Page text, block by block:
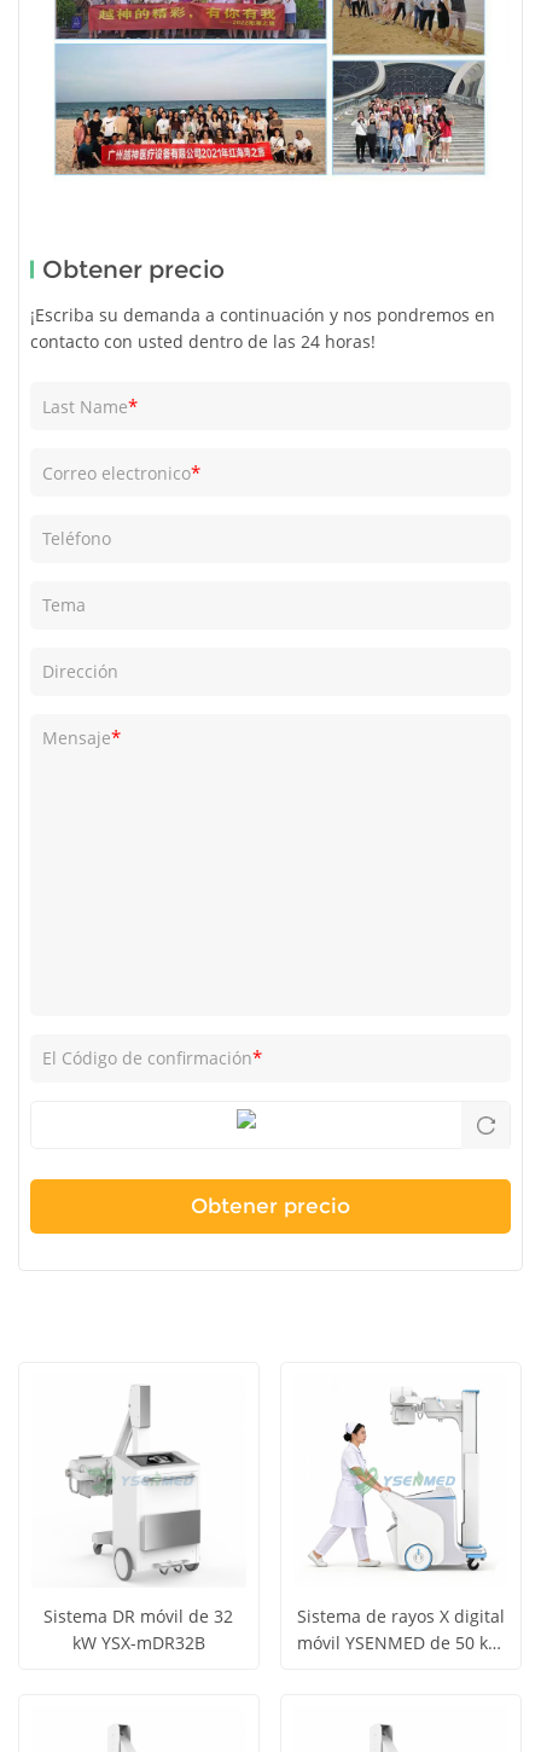
Obtener precio
¡Escriba su demanda a continuación y nos pondremos en
contacto con usted dentro de las 24 horas!
Last Name*
Correo electronico*
Teléfono
Tema
Dirección
Mensaje*
El Código de confirmación*
Sistema DR móvil de 32
kW YSX-mDR32B
Sistema de rayos X digital
móvil YSENMED de 50 kW